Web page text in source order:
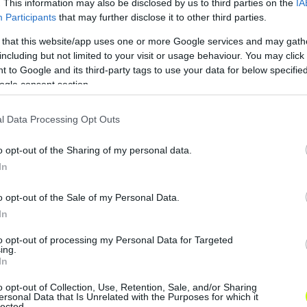
This information may also be disclosed by us to third parties on the
Participants that may further disclose it to other third parties.
that this website/app uses one or more Google services and may
but not limited to your visit or usage behaviour. You may
to Google and its third-party tags to use your data for below
consent section.
Data Processing Opt Outs
opt-out of the Sharing of my personal data.
opt-out of the Sale of my Personal Data.
opt-out of processing my Personal Data for Targeted
opt-out of Collection, Use, Retention, Sale, and/or Sharing
Data that Is Unrelated with the Purposes for which it
tlásból fel
kerültek/p
ődést köt
öttek
Távozhat
ntuk
bb Videoton FC
Tomás Tujvel (sz
e)